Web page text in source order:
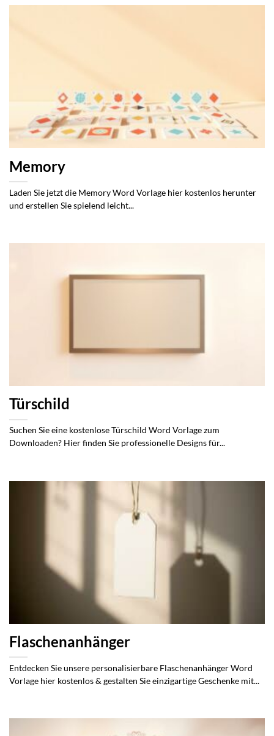
Memory
Laden Sie jetzt die Memory Word Vorlage hier kostenlos herunter
und erstellen Sie spielend leicht...
Türschild
Suchen Sie eine kostenlose Türschild Word Vorlage zum
Downloaden? Hier finden Sie professionelle Designs für...
Flaschenanhänger
Entdecken Sie unsere personalisierbare Flaschenanhänger Word
Vorlage hier kostenlos & gestalten Sie einzigartige Geschenke mit...